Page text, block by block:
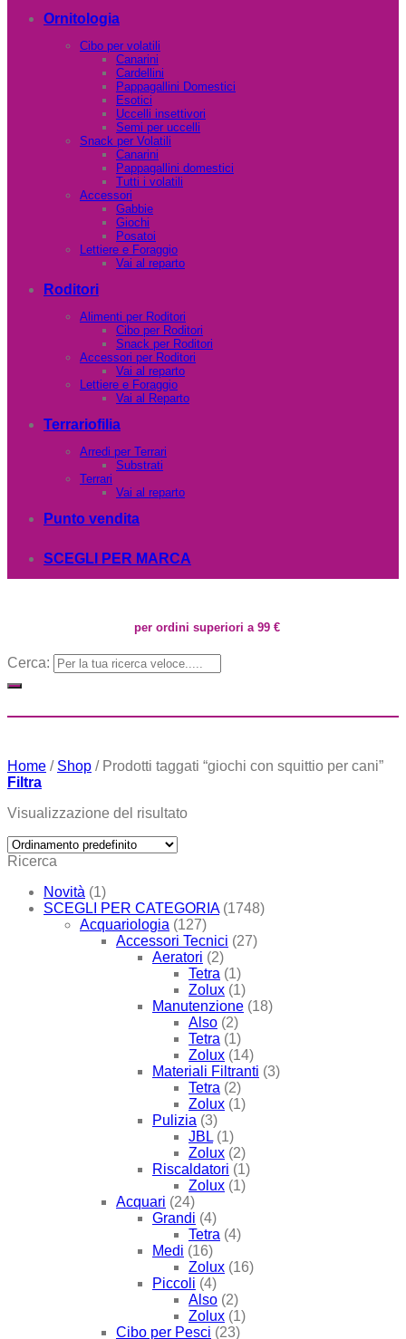
Ornitologia
Cibo per volatili
Canarini
Cardellini
Pappagallini Domestici
Esotici
Uccelli insettivori
Semi per uccelli
Snack per Volatili
Canarini
Pappagallini domestici
Tutti i volatili
Accessori
Gabbie
Giochi
Posatoi
Lettiere e Foraggio
Vai al reparto
Roditori
Alimenti per Roditori
Cibo per Roditori
Snack per Roditori
Accessori per Roditori
Vai al reparto
Lettiere e Foraggio
Vai al Reparto
Terrariofilia
Arredi per Terrari
Substrati
Terrari
Vai al reparto
Punto vendita
SCEGLI PER MARCA
per ordini superiori a 99 €
Cerca:
Home / Shop /Prodotti taggati “giochi con squittio per cani”
Filtra
Visualizzazione del risultato
Ricerca
Novità (1)
SCEGLI PER CATEGORIA (1748)
Acquariologia (127)
Accessori Tecnici (27)
Aeratori (2)
Tetra (1)
Zolux (1)
Manutenzione (18)
Also (2)
Tetra (1)
Zolux (14)
Materiali Filtranti (3)
Tetra (2)
Zolux (1)
Pulizia (3)
JBL (1)
Zolux (2)
Riscaldatori (1)
Zolux (1)
Acquari (24)
Grandi (4)
Tetra (4)
Medi (16)
Zolux (16)
Piccoli (4)
Also (2)
Zolux (1)
Cibo per Pesci (23)